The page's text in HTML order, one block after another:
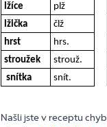
lžíce
plž
lžička
člž
hrst
hrs.
stroužek
strouž.
snítka
snít.
Našli jste v receptu